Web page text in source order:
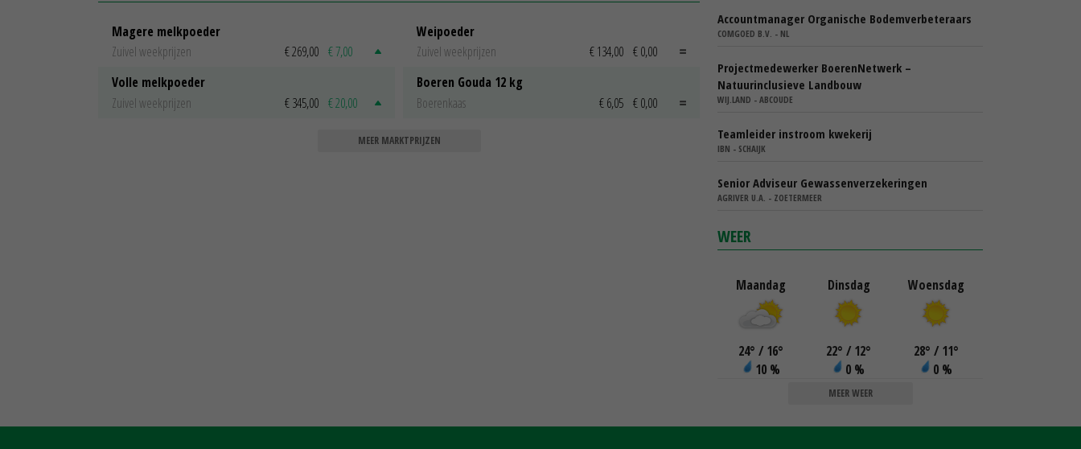
Magere melkpoeder
Zuivel weekprijzen
€ 269,00 € 7,00
Volle melkpoeder
Zuivel weekprijzen
€ 345,00 € 20,00
Weipoeder
Zuivel weekprijzen
€ 134,00 € 0,00
Boeren Gouda 12 kg
Boerenkaas
€ 6,05 € 0,00
MEER MARKTPRIJZEN
Accountmanager Organische Bodemverbeteraars
COMGOED B.V. - NL
Projectmedewerker BoerenNetwerk –
Natuurinclusieve Landbouw
WIJ.LAND - ABCOUDE
Teamleider instroom kwekerij
IBN - SCHAIJK
Senior Adviseur Gewassenverzekeringen
AGRIVER U.A. - ZOETERMEER
WEER
Maandag
24° / 16°
10 %
Dinsdag
22° / 12°
0 %
Woensdag
28° / 11°
0 %
MEER WEER